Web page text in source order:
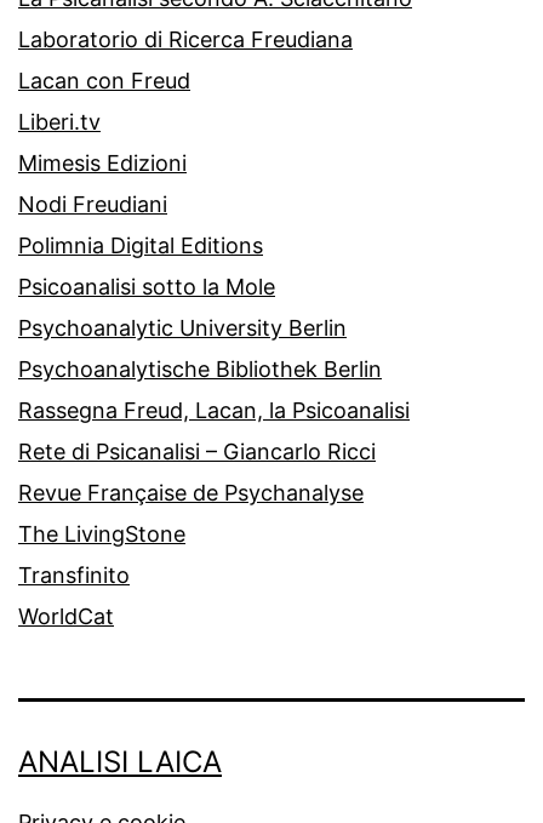
Laboratorio di Ricerca Freudiana
Lacan con Freud
Liberi.tv
Mimesis Edizioni
Nodi Freudiani
Polimnia Digital Editions
Psicoanalisi sotto la Mole
Psychoanalytic University Berlin
Psychoanalytische Bibliothek Berlin
Rassegna Freud, Lacan, la Psicoanalisi
Rete di Psicanalisi – Giancarlo Ricci
Revue Française de Psychanalyse
The LivingStone
Transfinito
WorldCat
ANALISI LAICA